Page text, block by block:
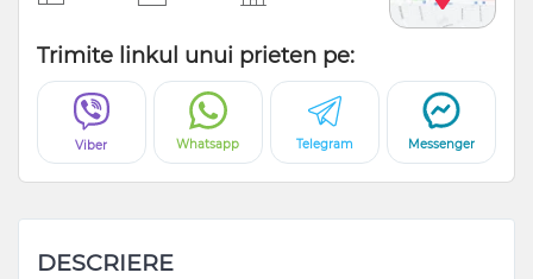
Trimite linkul unui prieten pe:
Viber Whatsapp Telegram Messenger
DESCRIERE